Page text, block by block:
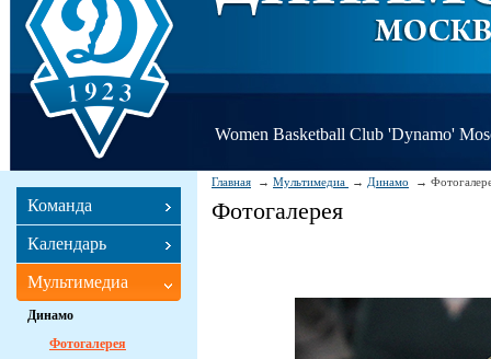
Women Basketball Club 'Dynamo'
Главная Мультимедиа Динамо
Фотогалерея
Команда
Календарь
Мультимедиа
Динамо
Фотогалерея